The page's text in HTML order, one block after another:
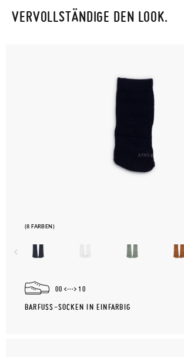
VERVOLLSTÄNDIGE DEN LOOK.
(8 FARBEN)
00 10
BARFUSS-SOCKEN IN EINFARBIG